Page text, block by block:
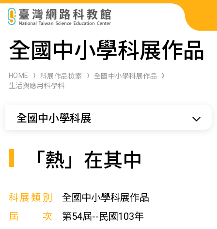
科展作品檢索
科學研習月刊
全國中小學科展作品
HOME 科展作品檢索
全國中小學科展作品
生活與應用科學科
全國中小學科展
「熱」在其中
科展類別
全國中小學科展作品
屆次
第54屆--民國103年